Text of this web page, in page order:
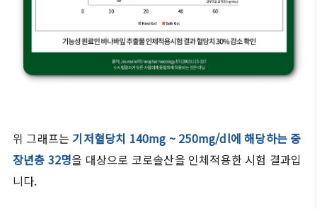
위 그래프는 기저혈당치 140mg ~ 250mg/dl에 해당하는 중
장년층 32명을 대상으로 코로솔산을 인체적용한 시험 결과입
니다.